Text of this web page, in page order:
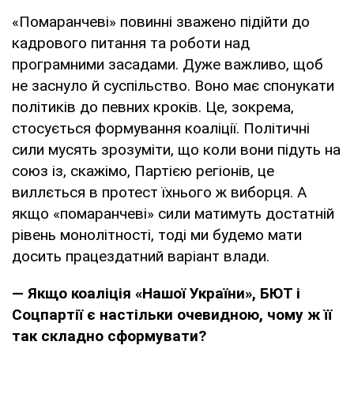
«Помаранчеві» повиннi зважено підійти до
кадрового питання та роботи над
програмними засадами. Дуже важливо, щоб
не заснуло й суспільство. Воно має спонукати
політиків до певних кроків. Це, зокрема,
стосується формування коаліції. Політичні
сили мусять зрозуміти, що коли вони підуть на
союз із, скажімо, Партією регіонів, це
виллється в протест їхнього ж виборця. А
якщо «помаранчеві» сили матимуть достатній
рівень монолітності, тоді ми будемо мати
досить працездатний варіант влади.
— Якщо коаліція «Нашої України», БЮТ і
Соцпартії є настільки очевидною, чому ж її
так складно сформувати?